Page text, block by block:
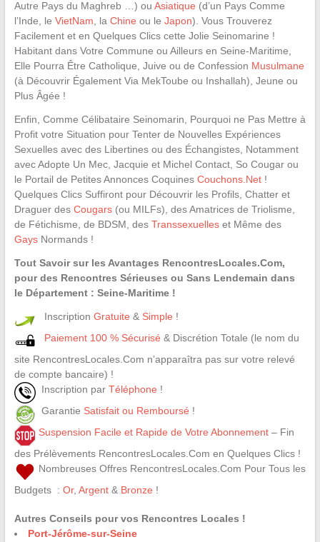
Autre Pays du Maghreb …) ou Asiatique (d’un Pays Comme
l’Inde, le VietNam , la Chine ou le Japon). Vous Trouverez
Facilement et en Quelques Clics cette Jolie Seinomarine !
Habitant dans Votre Commune ou Ailleurs en Seine-Maritime,
Elle Pourra Être Catholique, Juive ou de Confession Musulmane
(à Découvrir Également Via MekToube ou Inshallah), Jeune ou
Plus Âgée !
Enfin, Comme Célibataire Seinomarin, Pourquoi ne Pas Mettre à
Profit votre Situation pour Tenter de Nouvelles Expériences
Sexuelles avec des Libertines ou des Échangistes, Notamment
avec Adopte Un Mec, Jacquie et Michel Contact, So Cougar ou
le Portail de Petites Annonces Coquines Couchons.Net!
Quelques Clics Suffiront pour Découvrir les Profils, Chatter et
Draguer des Cougars(ou MILFs), des Amatrices de Triolisme,
de Fétichisme, de BDSM, des Transsexuelleset Même des
GaysNormands !
Tout Savoir sur les Avantages RencontresLocales.Com,
pour des Rencontres Sérieuses ou Sans Lendemain dans
le Département : Seine-Maritime !
Inscription Gratuite & Simple !
Paiement 100 % Sécurisé & Discrétion Totale (le nom du
site RencontresLocales.Com n’apparaîtra pas sur votre relevé
de compte bancaire) !
Inscription par Téléphone !
Garantie Satisfait ou Remboursé !
Suspension Facile et Rapide de Votre Abonnement– Fin
des Prélèvements RencontresLocales.Com en Quelques Clics !
Nombreuses Offres RencontresLocales.Com Pour Tous les
Budgets : Or, Argent& Bronze !
Autres Conseils pour vos Rencontres Locales !
Port-Jérôme-sur-Seine